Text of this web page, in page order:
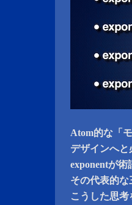
Atom的な「
デザインへ
exponentが
その代表的
こうした思